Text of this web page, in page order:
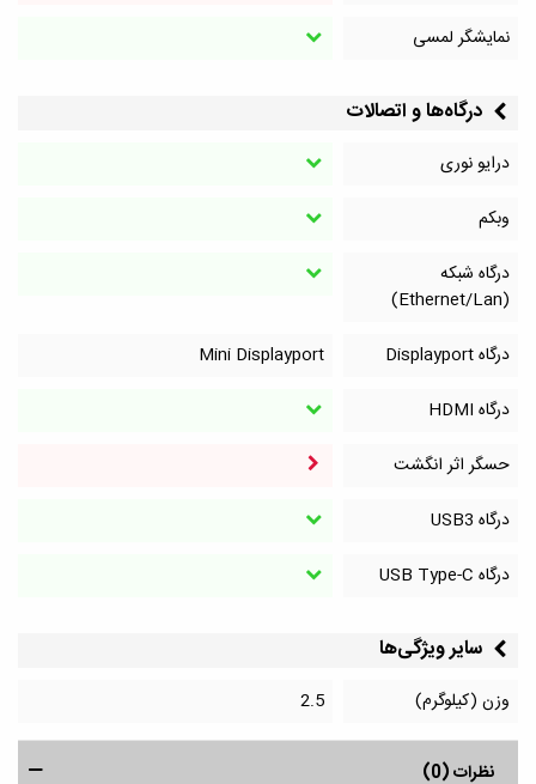
نمایشگر لمسی
درگاه‌ها و اتصالات
درایو نوری
وبکم
درگاه شبکه
(Ethernet/Lan)
درگاه Displayport
Mini Displayport
درگاه HDMI
حسگر اثر انگشت
درگاه‌ USB3
درگاه‌ USB Type-C
سایر ویژگی‌ها
وزن (کیلوگرم) 2.5
نظرات (0)